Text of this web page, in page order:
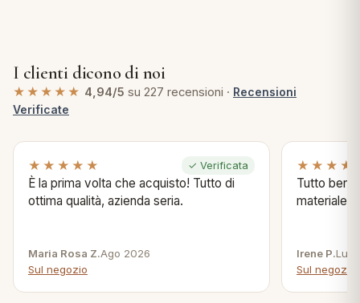
I clienti dicono di noi
★★★★★ 4,94/5 su 227 recensioni · Recensioni
Verificate
★★★★★ ✓ Verificata
È la prima volta che acquisto! Tutto di
ottima qualità, azienda seria.
Maria Rosa Z.Ago 2026
Sul negozio
Tutto bene
materiale .
Irene P.Lug
Sul negozio